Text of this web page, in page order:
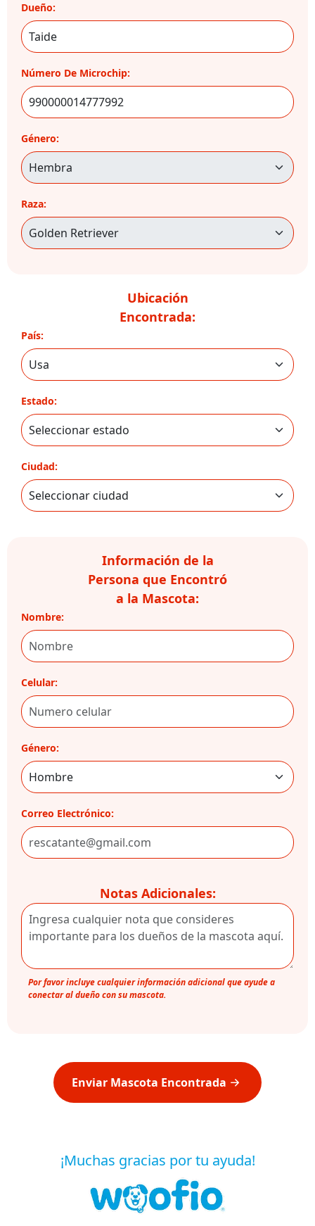
Dueño:
Número De Microchip:
Género:
Raza:
Ubicación
Encontrada:
País:
Estado:
Ciudad:
Información de la
Persona que Encontró
a la Mascota:
Nombre:
Celular:
Género:
Correo Electrónico:
Notas Adicionales:
Por favor incluye cualquier información adicional que ayude a
conectar al dueño con su mascota.
Enviar Mascota Encontrada
¡Muchas gracias por tu ayuda!